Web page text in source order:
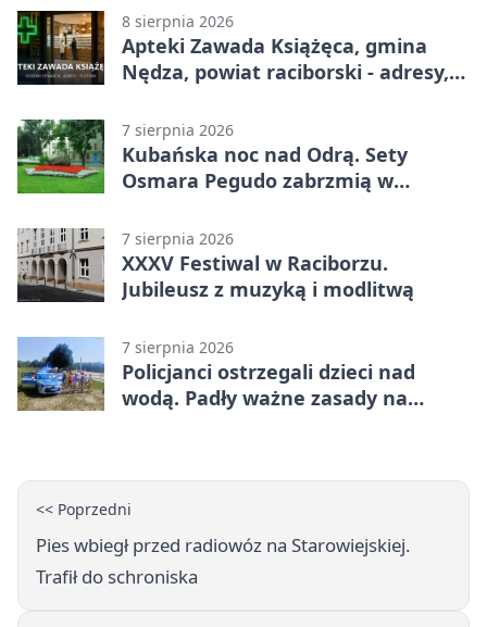
8 sierpnia 2026
Apteki Zawada Książęca, gmina
Nędza, powiat raciborski - adresy,
7 sierpnia 2026
Kubańska noc nad Odrą. Sety
Osmara Pegudo zabrzmią w
7 sierpnia 2026
XXXV Festiwal w Raciborzu.
Jubileusz z muzyką i modlitwą
7 sierpnia 2026
Policjanci ostrzegali dzieci nad
wodą. Padły ważne zasady na
<< Poprzedni
Pies wbiegł przed radiowóz na Starowiejskiej.
Trafił do schroniska